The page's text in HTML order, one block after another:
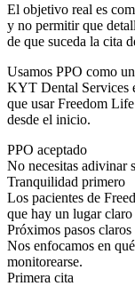
El objetivo real es
y no permitir que
de que suceda la cita
Usamos PPO como
KYT Dental Services
que usar Freedom
desde el inicio.
PPO aceptado
No necesitas adivinar
Tranquilidad primero
Los pacientes de
que hay un lugar
Próximos pasos claros
Nos enfocamos en
monitorearse.
Primera cita